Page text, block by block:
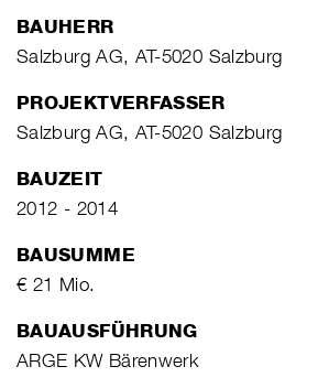
BAUHERR
Salzburg AG, AT-5020 Salzburg
PROJEKTVERFASSER
Salzburg AG, AT-5020 Salzburg
BAUZEIT
2012 - 2014
BAUSUMME
€ 21 Mio.
BAUAUSFÜHRUNG
ARGE KW Bärenwerk